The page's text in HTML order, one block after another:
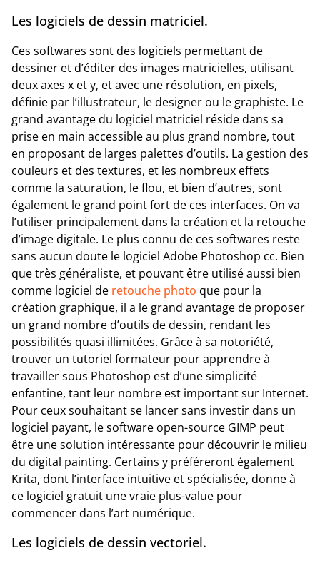
Les logiciels de dessin matriciel.
Ces softwares sont des logiciels permettant de
dessiner et d’éditer des images matricielles, utilisant
deux axes x et y, et avec une résolution, en pixels,
définie par l’illustrateur, le designer ou le graphiste. Le
grand avantage du logiciel matriciel réside dans sa
prise en main accessible au plus grand nombre, tout
en proposant de larges palettes d’outils. La gestion des
couleurs et des textures, et les nombreux effets
comme la saturation, le flou, et bien d’autres, sont
également le grand point fort de ces interfaces. On va
l’utiliser principalement dans la création et la retouche
d’image digitale. Le plus connu de ces softwares reste
sans aucun doute le logiciel Adobe Photoshop cc. Bien
que très généraliste, et pouvant être utilisé aussi bien
comme logiciel de retouche photo que pour la
création graphique, il a le grand avantage de proposer
un grand nombre d’outils de dessin, rendant les
possibilités quasi illimitées. Grâce à sa notoriété,
trouver un tutoriel formateur pour apprendre à
travailler sous Photoshop est d’une simplicité
enfantine, tant leur nombre est important sur Internet.
Pour ceux souhaitant se lancer sans investir dans un
logiciel payant, le software open-source GIMP peut
être une solution intéressante pour découvrir le milieu
du digital painting. Certains y préféreront également
Krita, dont l’interface intuitive et spécialisée, donne à
ce logiciel gratuit une vraie plus-value pour
commencer dans l’art numérique.
Les logiciels de dessin vectoriel.